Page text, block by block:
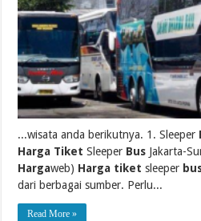
...wisata anda berikutnya. 1. Sleeper
Harga Tiket Sleeper Bus Jakarta-
Hargaweb) Harga tiket sleeper
dari berbagai sumber. Perlu...
Read More »